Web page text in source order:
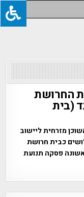
החרושת
(בית
מזרחית ליישוב
כבית חרושת
פסקה תנועת